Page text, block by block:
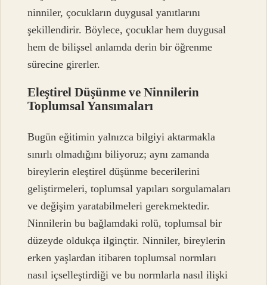
ninniler, çocukların duygusal yanıtlarını
şekillendirir. Böylece, çocuklar hem duygusal
hem de bilişsel anlamda derin bir öğrenme
sürecine girerler.
Eleştirel Düşünme ve Ninnilerin
Toplumsal Yansımaları
Bugün eğitimin yalnızca bilgiyi aktarmakla
sınırlı olmadığını biliyoruz; aynı zamanda
bireylerin eleştirel düşünme becerilerini
geliştirmeleri, toplumsal yapıları sorgulamaları
ve değişim yaratabilmeleri gerekmektedir.
Ninnilerin bu bağlamdaki rolü, toplumsal bir
düzeyde oldukça ilginçtir. Ninniler, bireylerin
erken yaşlardan itibaren toplumsal normları
nasıl içselleştirdiği ve bu normlarla nasıl ilişki